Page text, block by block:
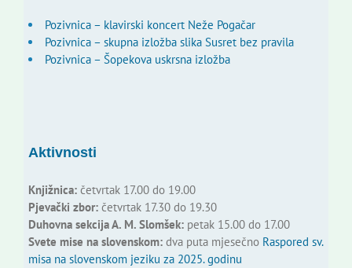
Pozivnica – klavirski koncert Neže Pogačar
Pozivnica – skupna izložba slika Susret bez pravila
Pozivnica – Šopekova uskrsna izložba
Aktivnosti
Knjižnica:četvrtak 17.00 do 19.00
Pjevački zbor:četvrtak 17.30 do 19.30
Duhovna sekcija A. M. Slomšek:petak 15.00 do 17.00
Svete mise na slovenskom:dva puta mjesečno Raspored sv.
misa na slovenskom jeziku za 2025. godinu